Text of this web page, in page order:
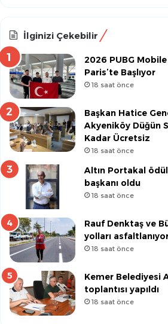
İlginizi Çekebilir
2026 PUBG
Paris’te Başlıyor
18 saat önce
Başkan Hatice
Akyeniköy Düğün
Kadar Ücretsiz
18 saat önce
Altın Portakal
başkanı oldu
18 saat önce
Rauf Denktaş ve
yolları
18 saat önce
Kemer Belediyesi
toplantısı yapıldı
18 saat önce